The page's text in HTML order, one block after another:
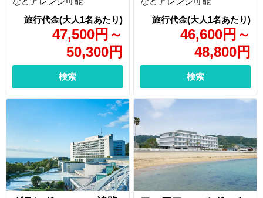
47,500円 ～
50,300円
検索
46,600円 ～
48,800円
検索